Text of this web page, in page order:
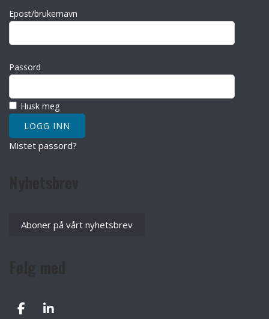
Epost/brukernavn
Passord
Husk meg
Mistet passord?
Aboner på vårt nyhetsbrev